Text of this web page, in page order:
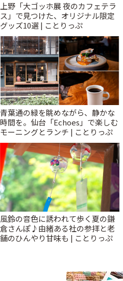
上野「大ゴッホ展 夜のカフェテラ
ス」で見つけた、オリジナル限定
グッズ10選 | ことりっぷ
青葉通の緑を眺めながら、静かな
時間を。仙台「Echoes」で楽しむ
モーニングとランチ | ことりっぷ
風鈴の音色に誘われて歩く夏の鎌
倉さんぽ♪由緒ある社の参拝と老
舗のひんやり甘味も | ことりっぷ